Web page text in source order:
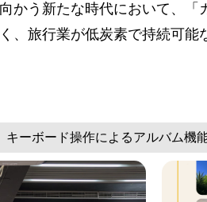
かう新たな時代において、
、旅行業が低炭素で持続可能
ーボード操作によるアルバム機